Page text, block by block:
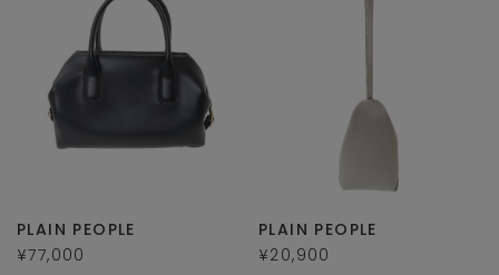
PLAIN PEOPLE
¥77,000
PLAIN PEOPLE
¥20,900